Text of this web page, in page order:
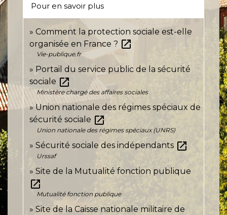
Pour en savoir plus
Comment la protection sociale est-elle
organisée en France ? open_in_new
Vie-publique.fr
Portail du service public de la sécurité
sociale open_in_new
Ministère chargé des affaires sociales
Union nationale des régimes spéciaux de
sécurité sociale open_in_new
Union nationale des régimes spéciaux (UNRS)
Sécurité sociale des indépendants open_in_new
Urssaf
Site de la Mutualité fonction publique
open_in_new
Mutualité fonction publique
Site de la Caisse nationale militaire de